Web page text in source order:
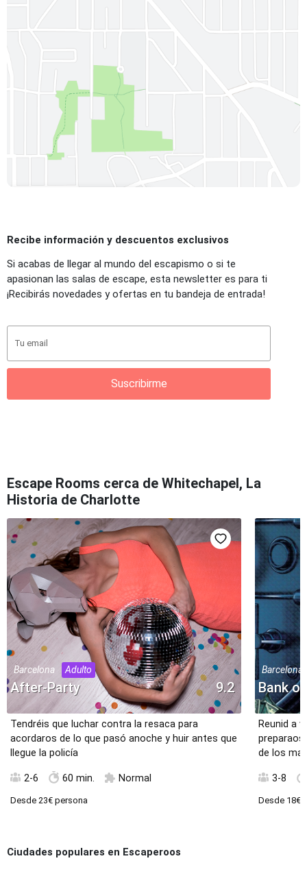
Recibe información y descuentos exclusivos
Si acabas de llegar al mundo del escapismo o si te
apasionan las salas de escape, esta newsletter es para ti
¡Recibirás novedades y ofertas en tu bandeja de entrada!
Suscribirme
Escape Rooms cerca de Whitechapel, La
Historia de Charlotte
Barcelona Adulto
After-Party 9.2
Tendréis que luchar contra la resaca para
acordaros de lo que pasó anoche y huir antes que
llegue la policía
2-6 60 min. Normal
Desde 23€ persona
Barcelona
Bank
Reunid a
de los
3-8
Desde 18€
Ciudades populares en Escaperoos